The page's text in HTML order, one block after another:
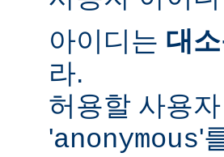
아이디는 대
라.
허용할 사용
'anonymous'